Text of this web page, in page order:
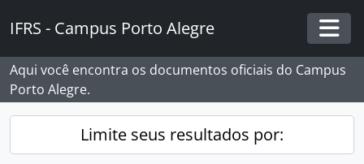
IFRS - Campus Porto Alegre
Aqui você encontra os documentos oficiais do Campus
Porto Alegre.
Limite seus resultados por: